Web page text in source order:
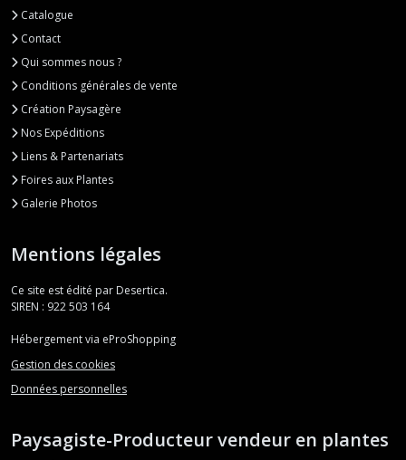
Catalogue
Contact
Qui sommes nous ?
Conditions générales de vente
Création Paysagère
Nos Expéditions
Liens & Partenariats
Foires aux Plantes
Galerie Photos
Mentions légales
Ce site est édité par Desertica.
SIREN : 922 503 164
Hébergement via eProShopping
Gestion des cookies
Données personnelles
Paysagiste-Producteur vendeur en plantes